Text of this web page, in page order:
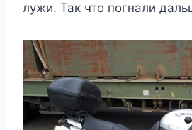
лужи. Так что погнали